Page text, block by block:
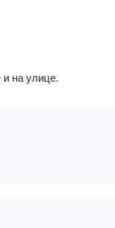
на улице.